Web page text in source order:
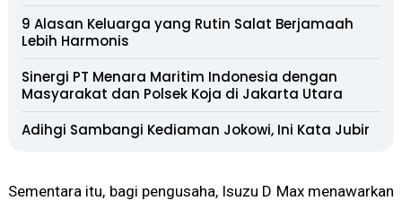
9 Alasan Keluarga yang Rutin Salat Berjamaah
Lebih Harmonis
Sinergi PT Menara Maritim Indonesia dengan
Masyarakat dan Polsek Koja di Jakarta Utara
Adihgi Sambangi Kediaman Jokowi, Ini Kata Jubir
Sementara itu, bagi pengusaha, Isuzu D Max menawarkan